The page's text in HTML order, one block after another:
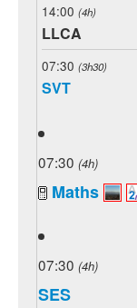
14:00 (4h)
LLCA
07:30 (3h30)
SVT
07:30 (4h)
Maths
07:30 (4h)
SES